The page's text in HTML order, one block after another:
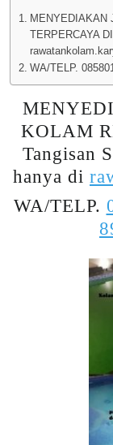
MENYEDIAKAN
TERPERCAYA
WA/TELP.
KOLAM
Tangisan
hanya di
WA/TELP.